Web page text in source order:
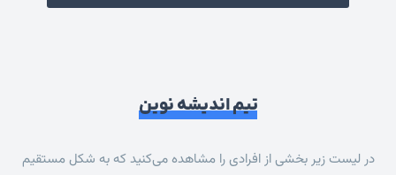
تیم اندیشه نوین
در لیست زیر بخشی از افرادی را مشاهده می‌کنید که به شکل مستقیم